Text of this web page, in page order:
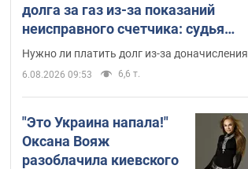
долга за газ из-за показаний
неисправного счетчика: судья
вынес неожиданное решение
Нужно ли платить долг из-за доначисления
6.08.2026 09:53 6,6 т.
"Это Украина напала!"
Оксана Вояж
разоблачила киевского